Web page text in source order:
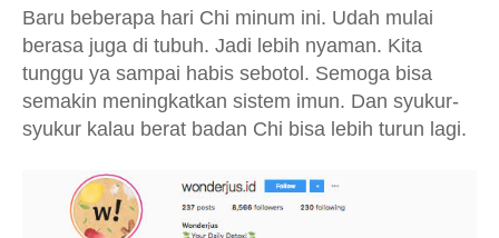
Baru beberapa hari Chi minum ini. Udah mulai
berasa juga di tubuh. Jadi lebih nyaman. Kita
tunggu ya sampai habis sebotol. Semoga bisa
semakin meningkatkan sistem imun. Dan syukur-
syukur kalau berat badan Chi bisa lebih turun lagi.